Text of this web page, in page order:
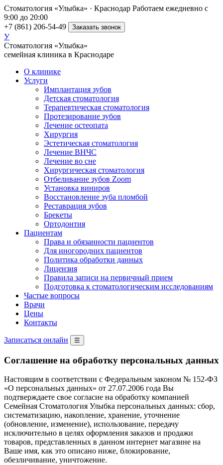
Стоматология «Улыбка» · Краснодар Работаем ежедневно с
9:00 до 20:00
+7 (861) 206-54-49
Заказать звонок
У
Стоматология «Улыбка»
семейная клиника в Краснодаре
О клинике
Услуги
Имплантация зубов
Детская стоматология
Терапевтическая стоматология
Протезирование зубов
Лечение остеопата
Хирургия
Эстетическая стоматология
Лечение ВНЧС
Лечение во сне
Хирургическая стоматология
Отбеливание зубов Zoom
Установка виниров
Восстановление зуба пломбой
Реставрация зубов
Брекеты
Ортодонтия
Пациентам
Права и обязанности пациентов
Для иногородних пациентов
Политика обработки данных
Лицензия
Правила записи на первичный прием
Подготовка к стоматологическим исследованиям
Частые вопросы
Врачи
Цены
Контакты
Записаться онлайн ☰
Соглашение на обработку персональных данных
Настоящим в соответствии с Федеральным законом № 152-ФЗ
«О персональных данных» от 27.07.2006 года Вы
подтверждаете свое согласие на обработку компанией
Семейная Стоматология Улыбка персональных данных: сбор,
систематизацию, накопление, хранение, уточнение
(обновление, изменение), использование, передачу
исключительно в целях оформления заказов и продажи
товаров, представленных в данном интернет магазине на
Ваше имя, как это описано ниже, блокирование,
обезличивание, уничтожение.